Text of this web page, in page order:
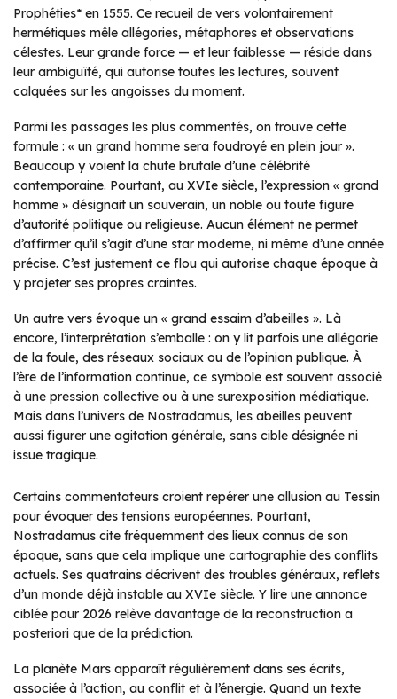
Prophéties* en 1555. Ce recueil de vers volontairement
hermétiques mêle allégories, métaphores et observations
célestes. Leur grande force — et leur faiblesse — réside dans
leur ambiguïté, qui autorise toutes les lectures, souvent
calquées sur les angoisses du moment.
Parmi les passages les plus commentés, on trouve cette
formule : « un grand homme sera foudroyé en plein jour ».
Beaucoup y voient la chute brutale d’une célébrité
contemporaine. Pourtant, au XVIe siècle, l’expression « grand
homme » désignait un souverain, un noble ou toute figure
d’autorité politique ou religieuse. Aucun élément ne permet
d’affirmer qu’il s’agit d’une star moderne, ni même d’une année
précise. C’est justement ce flou qui autorise chaque époque à
y projeter ses propres craintes.
Un autre vers évoque un « grand essaim d’abeilles ». Là
encore, l’interprétation s’emballe : on y lit parfois une allégorie
de la foule, des réseaux sociaux ou de l’opinion publique. À
l’ère de l’information continue, ce symbole est souvent associé
à une pression collective ou à une surexposition médiatique.
Mais dans l’univers de Nostradamus, les abeilles peuvent
aussi figurer une agitation générale, sans cible désignée ni
issue tragique.
Certains commentateurs croient repérer une allusion au Tessin
pour évoquer des tensions européennes. Pourtant,
Nostradamus cite fréquemment des lieux connus de son
époque, sans que cela implique une cartographie des conflits
actuels. Ses quatrains décrivent des troubles généraux, reflets
d’un monde déjà instable au XVIe siècle. Y lire une annonce
ciblée pour 2026 relève davantage de la reconstruction a
posteriori que de la prédiction.
La planète Mars apparaît régulièrement dans ses écrits,
associée à l’action, au conflit et à l’énergie. Quand un texte